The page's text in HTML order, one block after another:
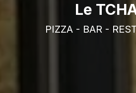
Le
PIZZA - BAR -